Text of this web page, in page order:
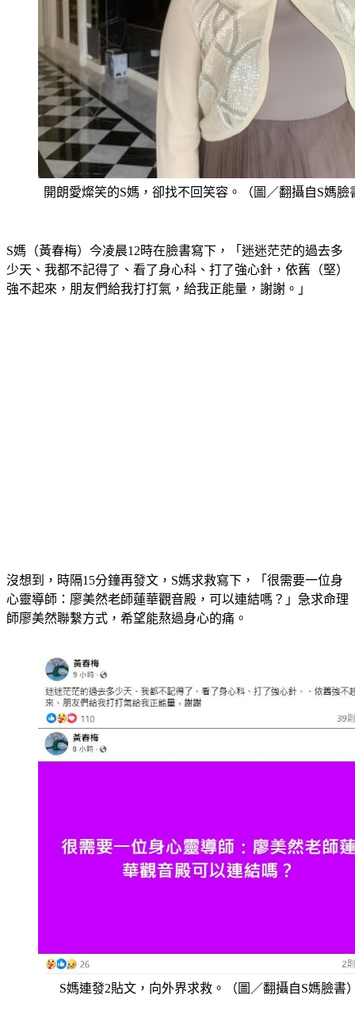
開朗愛燦笑的S媽，卻找不回笑容。（圖／翻攝自S媽臉
S媽（黃春梅）今凌晨12時在臉書寫下，「迷迷茫茫的過去多
少天、我都不記得了、看了身心科、打了強心針，依舊（堅）
強不起來，朋友們給我打打氣，給我正能量，謝謝。」
沒想到，時隔15分鐘再發文，S媽求救寫下，「很需要一位身
心靈導師：廖美然老師蓮華觀音殿，可以連結嗎？」急求命理
師廖美然聯繫方式，希望能熬過身心的痛。
S媽連發2貼文，向外界求救。（圖／翻攝自S媽臉書